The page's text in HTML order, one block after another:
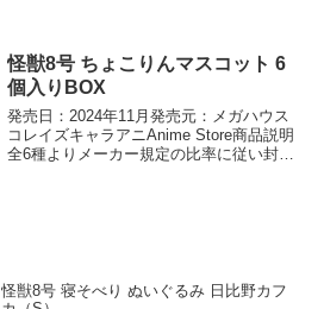
怪獣8号 ちょこりんマスコット 6
個入りBOX
発売日：2024年11月発売元：メガハウス
コレイズキャラアニAnime Store商品説明
全6種よりメーカー規定の比率に従い封
怪獣8号 寝そべり ぬいぐるみ 日比野カフ